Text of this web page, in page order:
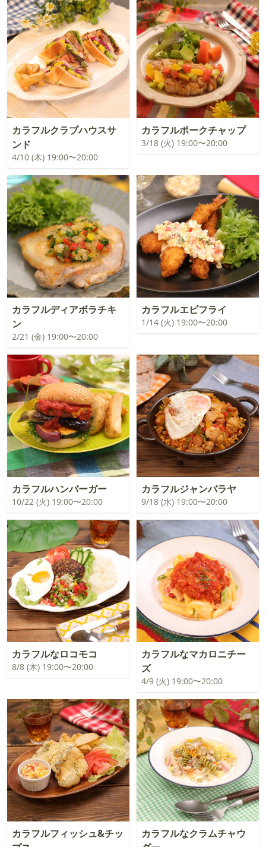
カラフルクラブハウスサ
ンド
4/10 (木) 19:00〜20:00
カラフルポークチャップ
3/18 (火) 19:00〜20:00
カラフルディアボラチキ
ン
2/21 (金) 19:00〜20:00
カラフルエビフライ
1/14 (火) 19:00〜20:00
カラフルハンバーガー
10/22 (火) 19:00〜20:00
カラフルジャンバラヤ
9/18 (水) 19:00〜20:00
カラフルなロコモコ
8/8 (木) 19:00〜20:00
カラフルなマカロニチー
ズ
4/9 (火) 19:00〜20:00
カラフルフィッシュ&チッ
カラフルなクラムチャウ